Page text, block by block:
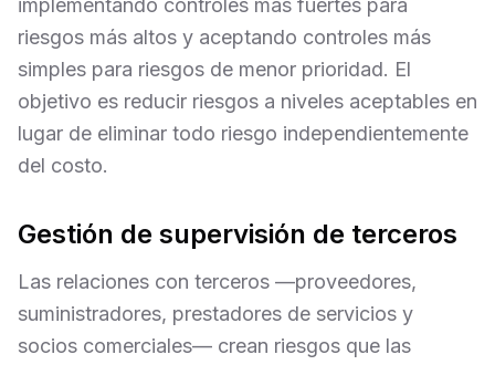
implementando controles más fuertes para
riesgos más altos y aceptando controles más
simples para riesgos de menor prioridad. El
objetivo es reducir riesgos a niveles aceptables en
lugar de eliminar todo riesgo independientemente
del costo.
Gestión de supervisión de terceros
Las relaciones con terceros —proveedores,
suministradores, prestadores de servicios y
socios comerciales— crean riesgos que las